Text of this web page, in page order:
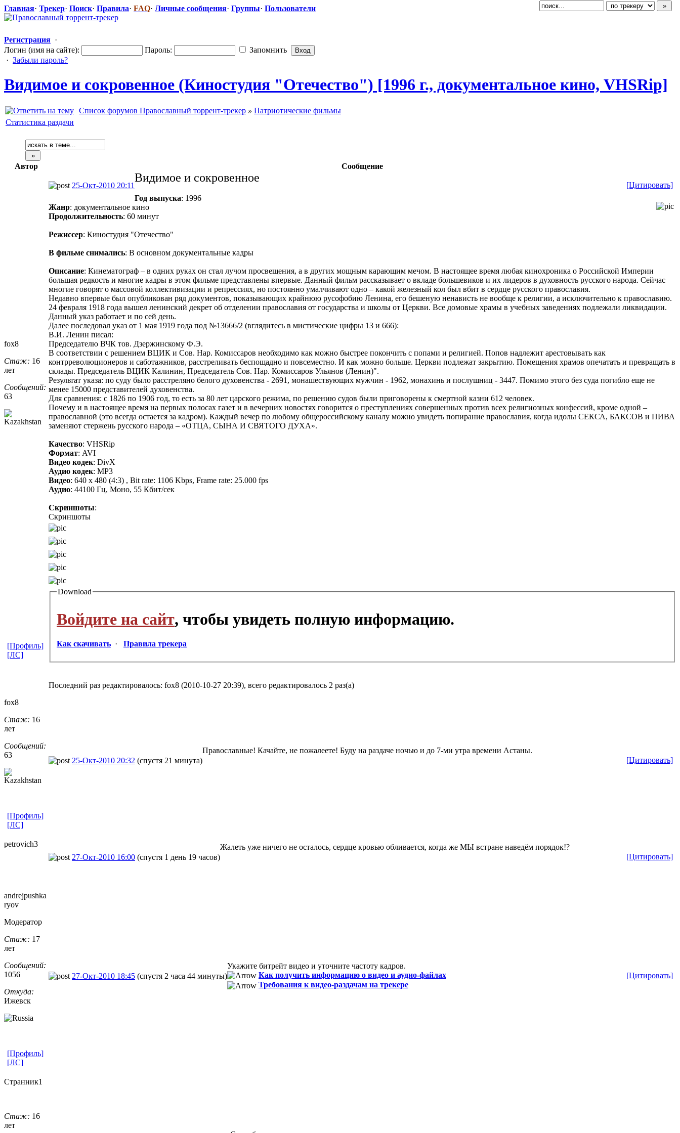
Главная· Трекер· Поиск· Правила· FAQ· Личные сообщения· Группы· Пользователи
Регистрация ·
Логин (имя на сайте):
Пароль:
Запомнить
· Забыли пароль?
Видимое и сокровенное (Киностудия "Отечест​во") [1996 г., документальн​ое кино, VHSRip]
Список форумов Православный торрент-трекер » Патриотические фильмы
Статистика раздачи
Автор Сообщение
fox8
Стаж: 16
лет
Сообщений:
63
25-Окт-2010 20:11 [Цитировать]
Видимое и сокровенное
Год выпуска: 1996
Жанр: документальное кино
Продолжительность: 60 минут
Режиссер: Киностудия "Отечество"
В фильме снимались: В основном документальные кадры
Описание: Кинематограф – в одних руках он стал лучом просвещения, а в других мощным карающим мечом. В настоящее время любая кинохроника о Российской Империи
большая редкость и многие кадры в этом фильме представлены впервые. Данный фильм рассказывает о вкладе большевиков и их лидеров в духовность русского народа. Сейчас
многие говорят о массовой коллективизации и репрессиях, но постоянно умалчивают одно – какой железный кол был вбит в сердце русского православия.
Недавно впервые был опубликован ряд документов, показывающих крайнюю русофобию Ленина, его бешеную ненависть не вообще к религии, а исключительно к православию.
24 февраля 1918 года вышел ленинский декрет об отделении православия от государства и школы от Церкви. Все домовые храмы в учебных заведениях подлежали ликвидации.
Данный указ работает и по сей день.
Далее последовал указ от 1 мая 1919 года под №13666/2 (вглядитесь в мистические цифры 13 и 666):
В.И. Ленин писал:
Председателю ВЧК тов. Дзержинскому Ф.Э.
В соответствии с решением ВЦИК и Сов. Нар. Комиссаров необходимо как можно быстрее покончить с попами и религией. Попов надлежит арестовывать как
контрреволюционеров и саботажников, расстреливать беспощадно и повсеместно. И как можно больше. Церкви подлежат закрытию. Помещения храмов опечатать и превращать в
склады. Председатель ВЦИК Калинин, Председатель Сов. Нар. Комиссаров Ульянов (Ленин)".
Результат указа: по суду было расстреляно белого духовенства - 2691, монашествующих мужчин - 1962, монахинь и послушниц - 3447. Помимо этого без суда погибло еще не
менее 15000 представителей духовенства.
Для сравнения: с 1826 по 1906 год, то есть за 80 лет царского режима, по решению судов были приговорены к смертной казни 612 человек.
Почему и в настоящее время на первых полосах газет и в вечерних новостях говорится о преступлениях совершенных против всех религиозных конфессий, кроме одной –
православной (это всегда остается за кадром). Каждый вечер по любому общероссийскому каналу можно увидеть попирание православия, когда идолы СЕКСА, БАКСОВ и ПИВА
заменяют стержень русского народа – «ОТЦА, СЫНА И СВЯТОГО ДУХА».
Качество: VHSRip
Формат: AVI
Видео кодек: DivX
Аудио кодек: MP3
Видео: 640 x 480 (4:3) , Bit rate: 1106 Kbps, Frame rate: 25.000 fps
Аудио: 44100 Гц, Моно, 55 Кбит/сек
Скриншоты:
Скриншоты
Download
Войдите на сайт, чтобы увидеть полную информацию.
Как скачивать · Правила трекера
Последний раз редактировалось: fox8 (2010-10-27 20:39), всего редактировалось 2 раз(а)
[Профиль]
[ЛС]
fox8
Стаж: 16
лет
Сообщений:
63
25-Окт-2010 20:32 (спустя 21 минута) [Цитировать]
Православные! Качайте, не пожалеете! Буду на раздаче ночью и до 7-ми утра времени Астаны.
[Профиль]
[ЛС]
petrovich3
27-Окт-2010 16:00 (спустя 1 день 19 часов) [Цитировать]
Жалеть уже ничего не осталось, сердце кровью обливается, когда же МЫ встране наведём порядок!?
andrejpushka
ryov
Модератор
Стаж: 17
лет
Сообщений:
1056
Откуда:
Ижевск
27-Окт-2010 18:45 (спустя 2 часа 44 минуты) [Цитировать]
Укажите битрейт видео и уточните частоту кадров.
Как получить информацию о видео и аудио-файлах
Требования к видео-раздачам на трекере
[Профиль]
[ЛС]
Странник1
Стаж: 16
лет